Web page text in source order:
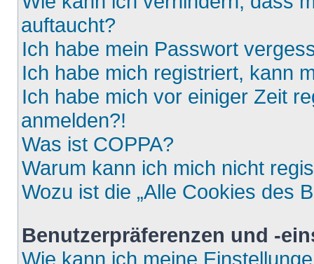
auftaucht?
Ich habe mein Passwort
Ich habe mich registriert, kann
Ich habe mich vor einiger Zeit
anmelden?!
Was ist COPPA?
Warum kann ich mich nicht
Wozu ist die „Alle Cookies des
Benutzerpräferenzen und -
Wie kann ich meine